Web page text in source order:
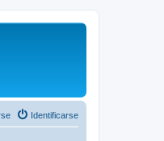
Identificarse